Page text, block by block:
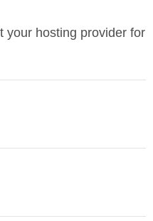
your hosting provider for